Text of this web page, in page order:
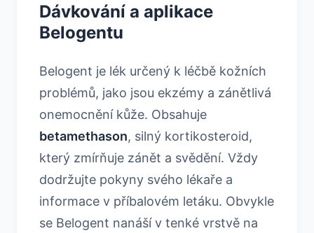
Dávkování a aplikace
Belogentu
Belogent je lék určený k léčbě kožních
problémů, jako jsou ekzémy a zánětlivá
onemocnění kůže. Obsahuje
betamethason, silný kortikosteroid,
který zmírňuje zánět a svědění. Vždy
dodržujte pokyny svého lékaře a
informace v příbalovém letáku. Obvykle
se Belogent nanáší v tenké vrstvě na